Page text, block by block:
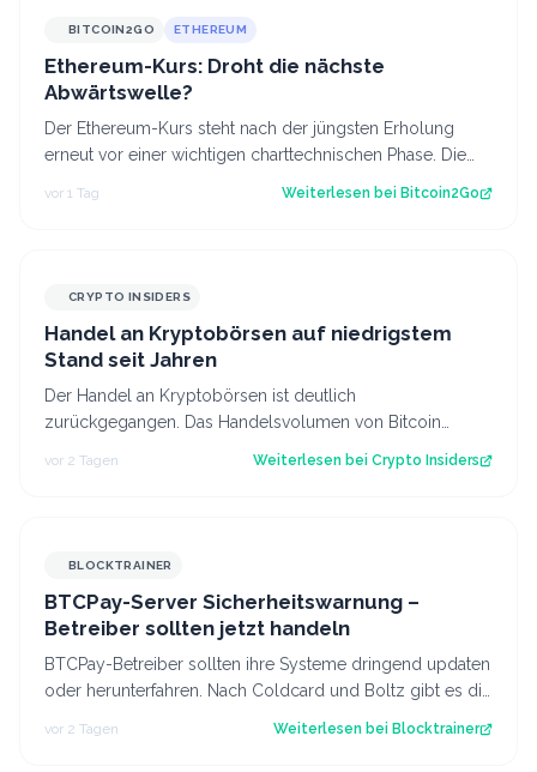
BITCOIN2GO ETHEREUM
Ethereum-Kurs: Droht die nächste
Abwärtswelle?
Der Ethereum-Kurs steht nach der jüngsten Erholung
erneut vor einer wichtigen charttechnischen Phase. Die
vor 1 Tag Weiterlesen bei Bitcoin2Go
CRYPTO INSIDERS
Handel an Kryptobörsen auf niedrigstem
Stand seit Jahren
Der Handel an Kryptobörsen ist deutlich
zurückgegangen. Das Handelsvolumen von Bitcoin
befindet sich inzwischen auf einem ähnlichen Niveau w…
vor 2 Tagen Weiterlesen bei Crypto Insiders
BLOCKTRAINER
BTCPay-Server Sicherheitswarnung –
Betreiber sollten jetzt handeln
BTCPay-Betreiber sollten ihre Systeme dringend updaten
oder herunterfahren. Nach Coldcard und Boltz gibt es die
vor 2 Tagen Weiterlesen bei Blocktrainer